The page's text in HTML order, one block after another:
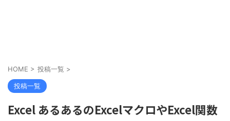
HOME > 投稿一覧 >
投稿一覧
Excel あるあるのExcelマクロやExcel関数